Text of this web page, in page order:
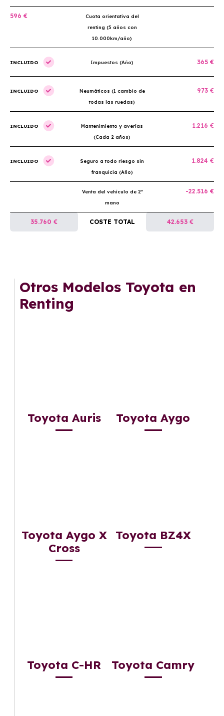
596 €
Cuota orientativa del
renting (5 años con
10.000km/año)
INCLUIDO Impuestos (Año) 365 €
INCLUIDO
Neumáticos (1 cambio de
todas las ruedas)
973 €
INCLUIDO
Mantenimiento y averías
(Cada 2 años)
1.216 €
INCLUIDO
Seguro a todo riesgo sin
franquicia (Año)
1.824 €
Venta del vehículo de 2ª
mano
-22.516 €
35.760 € COSTE TOTAL 42.653 €
Otros Modelos Toyota en
Renting
Toyota Auris Toyota Aygo
Toyota Aygo X
Cross
Toyota BZ4X
Toyota C-HR Toyota Camry